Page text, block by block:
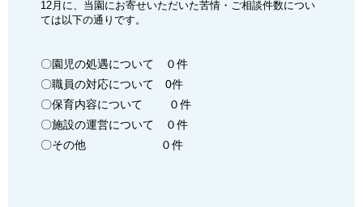
12月に、当園にお寄せいただいた苦情・ご相談件数につい
ては以下の通りです。
〇園児の処遇について ０件
〇職員の対応について 0件
〇保育内容について ０件
〇施設の運営について ０件
〇その他 ０件